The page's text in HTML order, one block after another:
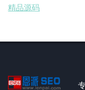
精品源码